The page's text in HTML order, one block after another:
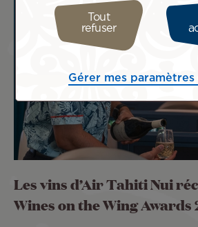
Les vins d’Air Tahiti Nui
Wines on the Wing Awards
Tout
refuser
Gérer mes paramètres